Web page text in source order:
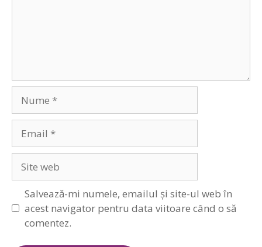
web
Salvează-mi numele, emailul și site-ul web în
acest navigator pentru data viitoare când o să
comentez.